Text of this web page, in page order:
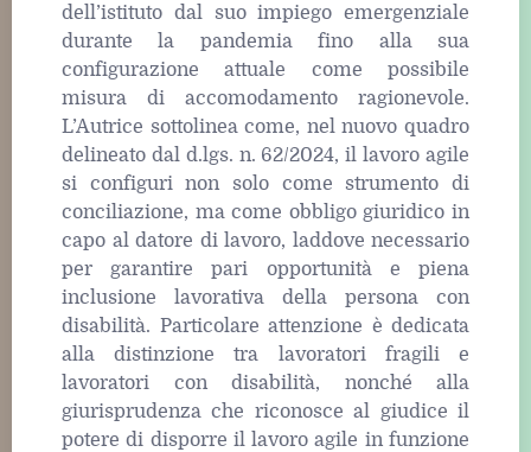
dell’istituto dal suo impiego emergenziale
durante la pandemia fino alla sua
configurazione attuale come possibile
misura di accomodamento ragionevole.
L’Autrice sottolinea come, nel nuovo quadro
delineato dal d.lgs. n. 62/2024, il lavoro agile
si configuri non solo come strumento di
conciliazione, ma come obbligo giuridico in
capo al datore di lavoro, laddove necessario
per garantire pari opportunità e piena
inclusione lavorativa della persona con
disabilità. Particolare attenzione è dedicata
alla distinzione tra lavoratori fragili e
lavoratori con disabilità, nonché alla
giurisprudenza che riconosce al giudice il
potere di disporre il lavoro agile in funzione